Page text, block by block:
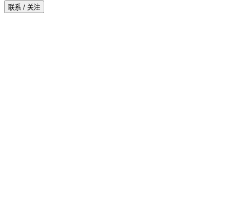
联系 / 关注